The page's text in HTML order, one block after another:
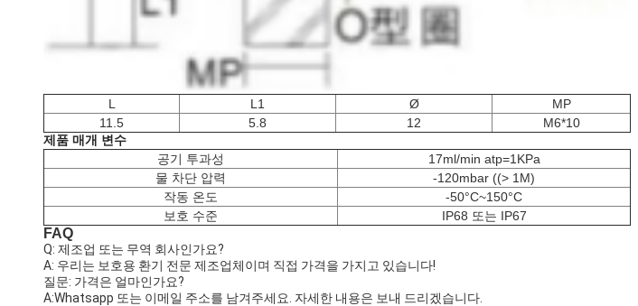
L L1 Ø
MP
11.5
5.8 12
M6*10
제품 매개 변수
공기 투과성
17ml/min atp=1KPa
물 차단 압력
-120mbar ((> 1M)
작동 온도
-50°C~150°C
보호 수준
IP68 또는 IP67
FAQ
Q: 제조업 또는 무역 회사인가요?
A: 우리는 보호용 환기 전문 제조업체이며 직접 가격을 가지고 있습니다!
질문: 가격은 얼마인가요?
A:Whatsapp 또는 이메일 주소를 남겨주세요. 자세한 내용은 보내 드리겠습니다.